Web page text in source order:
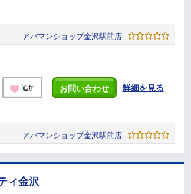
アパマンショップ金沢駅前店
追加 お問い合わせ 詳細を見る
アパマンショップ金沢駅前店
ィ金沢